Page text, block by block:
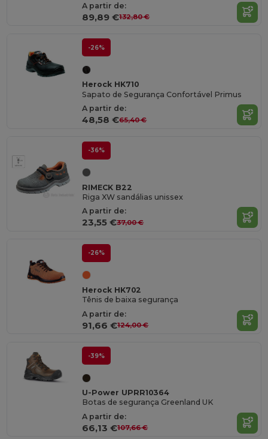
A partir de:
89,89 €132,80 €
-26%
Herock HK710
Sapato de Segurança Confortável Primus
A partir de:
48,58 €65,40 €
-36%
RIMECK B22
Riga XW sandálias unissex
A partir de:
23,55 €37,00 €
-26%
Herock HK702
Tênis de baixa segurança
A partir de:
91,66 €124,00 €
-39%
U-Power UPRR10364
Botas de segurança Greenland UK
A partir de:
66,13 €107,66 €